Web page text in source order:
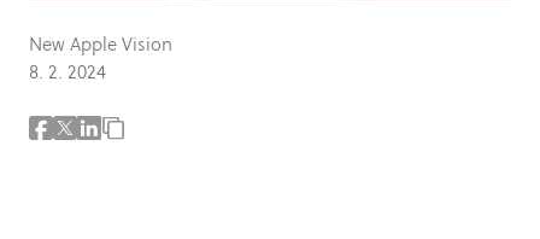
New Apple Vision
8. 2. 2024